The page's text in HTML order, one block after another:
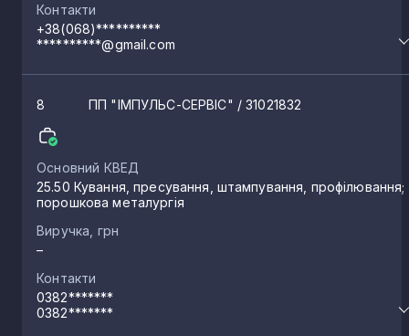
Контакти
+38(068)**********
**********@gmail.com
8 ПП "ІМПУЛЬС-СЕРВІС" / 31021832
Основний КВЕД
25.50 Кування, пресування, штампування, профілювання;
порошкова металургія
Виручка, грн
–
Контакти
0382*******
0382*******